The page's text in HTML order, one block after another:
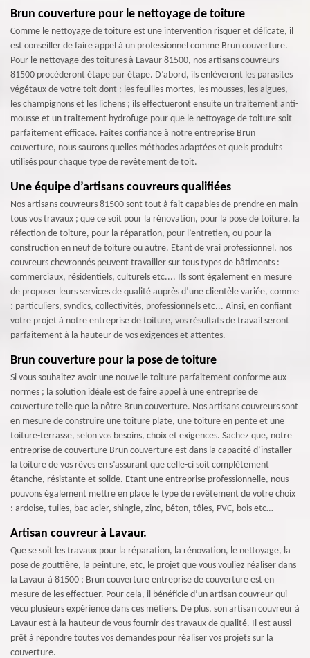
Brun couverture pour le nettoyage de toiture
Comme le nettoyage de toiture est une intervention risquer et délicate, il
est conseiller de faire appel à un professionnel comme Brun couverture.
Pour le nettoyage des toitures à Lavaur 81500, nos artisans couvreurs
81500 procèderont étape par étape. D’abord, ils enlèveront les parasites
végétaux de votre toit dont : les feuilles mortes, les mousses, les algues,
les champignons et les lichens ; ils effectueront ensuite un traitement anti-
mousse et un traitement hydrofuge pour que le nettoyage de toiture soit
parfaitement efficace. Faites confiance à notre entreprise Brun
couverture, nous saurons quelles méthodes adaptées et quels produits
utilisés pour chaque type de revêtement de toit.
Une équipe d’artisans couvreurs qualifiées
Nos artisans couvreurs 81500 sont tout à fait capables de prendre en main
tous vos travaux ; que ce soit pour la rénovation, pour la pose de toiture, la
réfection de toiture, pour la réparation, pour l’entretien, ou pour la
construction en neuf de toiture ou autre. Etant de vrai professionnel, nos
couvreurs chevronnés peuvent travailler sur tous types de bâtiments :
commerciaux, résidentiels, culturels etc.... Ils sont également en mesure
de proposer leurs services de qualité auprès d’une clientèle variée, comme
: particuliers, syndics, collectivités, professionnels etc... Ainsi, en confiant
votre projet à notre entreprise de toiture, vos résultats de travail seront
parfaitement à la hauteur de vos exigences et attentes.
Brun couverture pour la pose de toiture
Si vous souhaitez avoir une nouvelle toiture parfaitement conforme aux
normes ; la solution idéale est de faire appel à une entreprise de
couverture telle que la nôtre Brun couverture. Nos artisans couvreurs sont
en mesure de construire une toiture plate, une toiture en pente et une
toiture-terrasse, selon vos besoins, choix et exigences. Sachez que, notre
entreprise de couverture Brun couverture est dans la capacité d’installer
la toiture de vos rêves en s’assurant que celle-ci soit complètement
étanche, résistante et solide. Etant une entreprise professionnelle, nous
pouvons également mettre en place le type de revêtement de votre choix
: ardoise, tuiles, bac acier, shingle, zinc, béton, tôles, PVC, bois etc…
Artisan couvreur à Lavaur.
Que se soit les travaux pour la réparation, la rénovation, le nettoyage, la
pose de gouttière, la peinture, etc, le projet que vous vouliez réaliser dans
la Lavaur à 81500 ; Brun couverture entreprise de couverture est en
mesure de les effectuer. Pour cela, il bénéficie d’un artisan couvreur qui
vécu plusieurs expérience dans ces métiers. De plus, son artisan couvreur à
Lavaur est à la hauteur de vous fournir des travaux de qualité. Il est aussi
prêt à répondre toutes vos demandes pour réaliser vos projets sur la
couverture.